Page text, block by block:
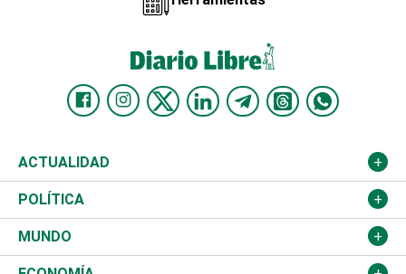
ACTUALIDAD
Nacional
Ciudad
POLÍTICA
Partidos
MUNDO